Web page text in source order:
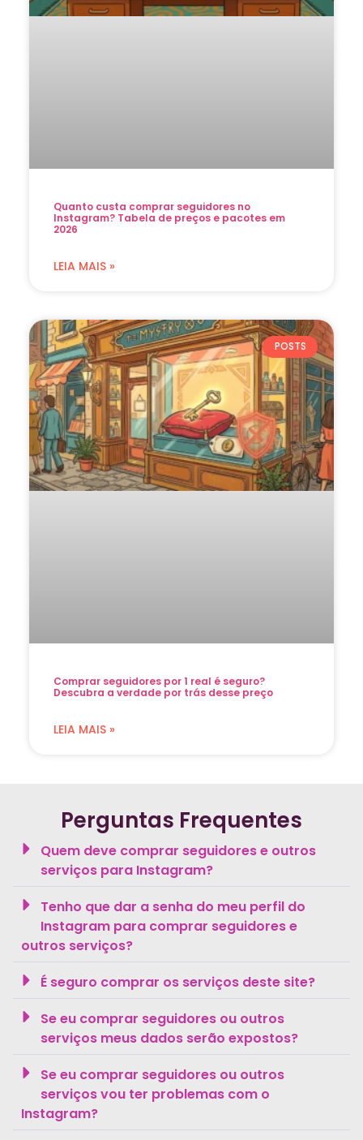
Quanto custa comprar seguidores no
Instagram? Tabela de preços e pacotes em
2026
LEIA MAIS »
POSTS
Comprar seguidores por 1 real é seguro?
Descubra a verdade por trás desse preço
LEIA MAIS »
Perguntas Frequentes
Quem deve comprar seguidores e outros
serviços para Instagram?
Tenho que dar a senha do meu perfil do
Instagram para comprar seguidores e
outros serviços?
É seguro comprar os serviços deste site?
Se eu comprar seguidores ou outros
serviços meus dados serão expostos?
Se eu comprar seguidores ou outros
serviços vou ter problemas com o
Instagram?